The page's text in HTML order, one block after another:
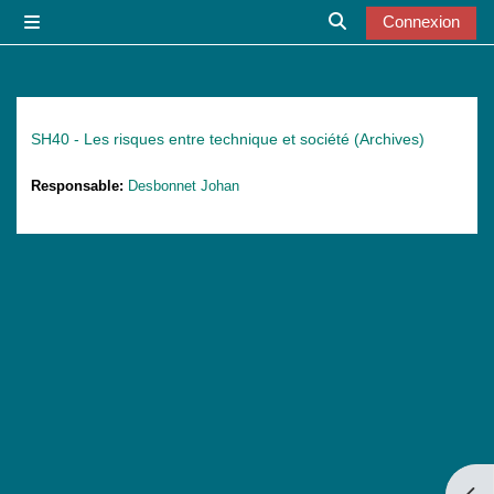
Activer/désactiver
Connexion
SH40 - Les risques entre technique et société (Archives)
Responsable: Desbonnet Johan